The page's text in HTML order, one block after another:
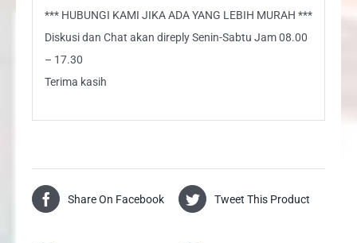
*** HUBUNGI KAMI JIKA ADA YANG LEBIH MURAH ***
Diskusi dan Chat akan direply Senin-Sabtu Jam 08.00
– 17.30
Terima kasih
Share On Facebook Tweet This Product